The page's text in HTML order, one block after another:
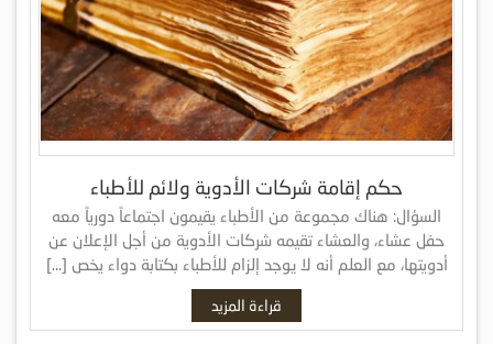
حكم إقامة شركات الأدوية ولائم للأطباء
السؤال: هناك مجموعة من الأطباء يقيمون اجتماعاً دورياً معه
حفل عشاء، والعشاء تقيمه شركات الأدوية من أجل الإعلان عن
أدويتها، مع العلم أنه لا يوجد إلزام للأطباء بكتابة دواء يخص […]
قراءة المزيد